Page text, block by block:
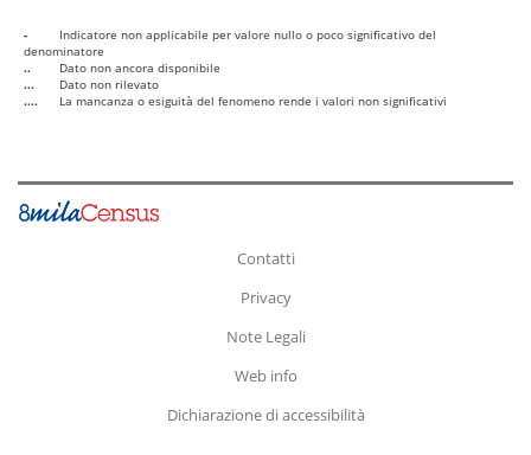
-
Indicatore non applicabile per valore nullo o poco significativo del
denominatore
..
Dato non ancora disponibile
...
Dato non rilevato
....
La mancanza o esiguità del fenomeno rende i valori non significativi
Contatti
Privacy
Note Legali
Web info
Dichiarazione di accessibilità